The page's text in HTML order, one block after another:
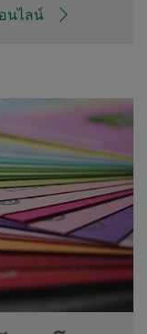
นไลน์